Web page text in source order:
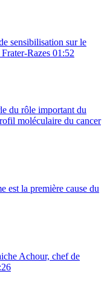
sensibilisation sur le
Razes 01:52
du rôle important du
moléculaire du cancer
est la première cause du
Achour, chef de